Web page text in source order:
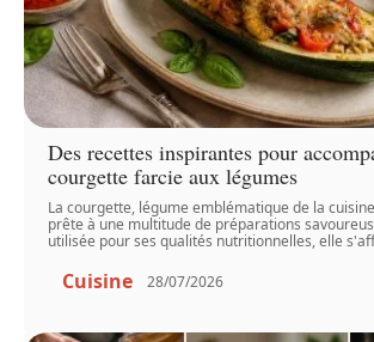
Des recettes inspirantes pour
courgette farcie aux légumes
La courgette, légume emblématique de la
prête à une multitude de préparations
utilisée pour ses qualités nutritionnelles, elle
Cuisine 28/07/2026